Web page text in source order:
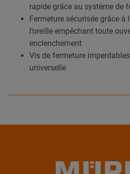
rapide grâce au système de
Fermeture sécurisée grâce à
l’oreille empêchant toute
enclenchement
Vis de fermeture
universelle